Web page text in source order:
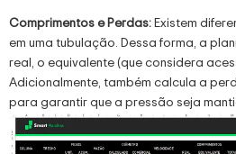
Comprimentos e Perdas:Existem
em uma tubulação. Dessa forma, a
real, o equivalente (que considera
Adicionalmente, também calcula a
para garantir que a pressão seja